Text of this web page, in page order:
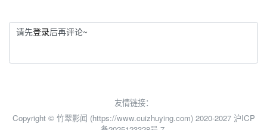
请先登录后再评论~
友情链接：
Copyright © 竹翠影闻 (https://www.cuizhuying.com) 2020-2027 沪ICP